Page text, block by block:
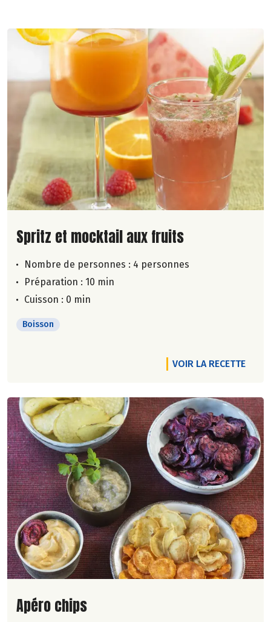
Lire la suite de la recette
Spritz et mocktail aux fruits
Nombre de personnes : 4 personnes
Préparation : 10 min
Cuisson : 0 min
Boisson
VOIR LA RECETTE
Lire la suite de la recette
Apéro chips